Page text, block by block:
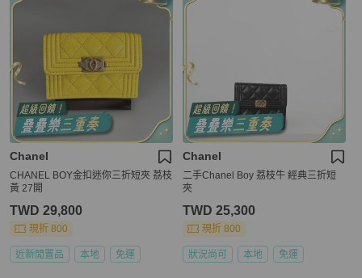
Chanel
CHANEL BOY金扣迷你三折短夾 荔枝
黃 27開
TWD 29,800
現折 800
近新閒置品 本地 免運
Chanel
二手Chanel Boy 荔枝牛 經典三折短
夾
TWD 25,300
現折 800
狀況尚可 本地 免運